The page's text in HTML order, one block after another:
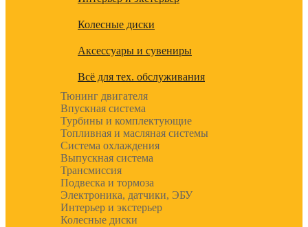
Колесные диски
Аксессуары и сувениры
Всё для тех. обслуживания
Тюнинг двигателя
Впускная система
Турбины и комплектующие
Топливная и масляная системы
Система охлаждения
Выпускная система
Трансмиссия
Подвеска и тормоза
Электроника, датчики, ЭБУ
Интерьер и экстерьер
Колесные диски